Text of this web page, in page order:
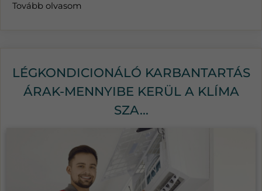
Tovább olvasom
LÉGKONDICIONÁLÓ KARBANTARTÁS
ÁRAK-MENNYIBE KERÜL A KLÍMA
SZA...